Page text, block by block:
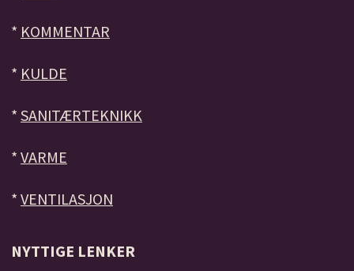
* KOMMENTAR
* KULDE
* SANITÆRTEKNIKK
* VARME
* VENTILASJON
NYTTIGE LENKER